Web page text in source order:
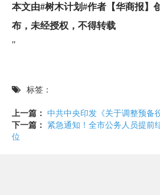
本文由#树木计划#作者【华商报】
布，未经授权，不得转载
"
标签：
上一篇： 中共中央印发《关于调整预备
下一篇： 紧急通知！全市公务人员提前
位